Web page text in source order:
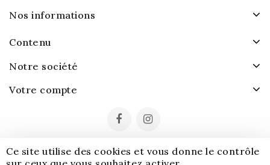
Nos informations
Contenu
Notre société
Votre compte
Ce site utilise des cookies et vous donne le contrôle